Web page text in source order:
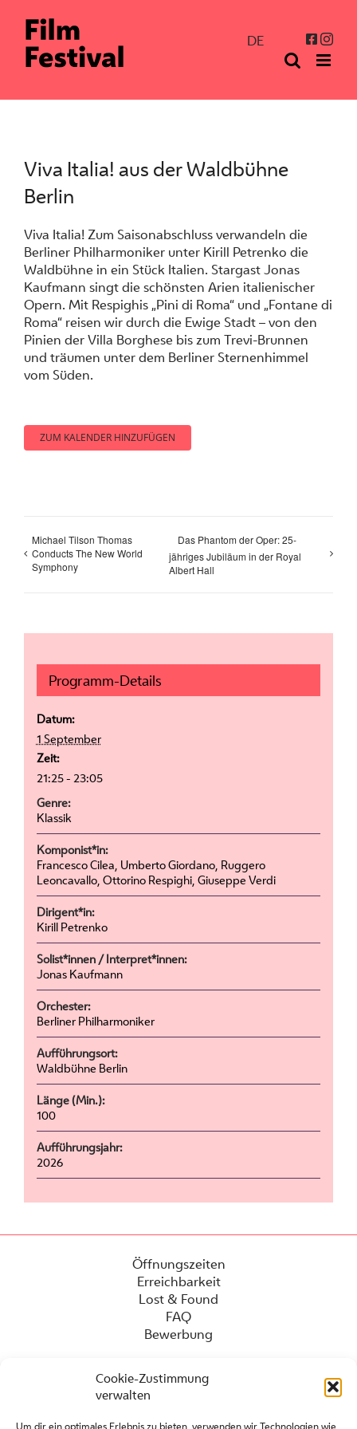
Cookie-Zustimmung
verwalten
Um dir ein optimales Erlebnis zu bieten, verwenden wir Technologien wie
Inhalt
springen
DE
Viva Italia! aus der Waldbühne
Berlin
Viva Italia! Zum Saisonabschluss verwandeln die
Berliner Philharmoniker unter Kirill Petrenko die
Waldbühne in ein Stück Italien. Stargast Jonas
Kaufmann singt die schönsten Arien italienischer
Opern. Mit Respighis „Pini di Roma“ und „Fontane di
Roma“ reisen wir durch die Ewige Stadt – von den
Pinien der Villa Borghese bis zum Trevi-Brunnen
und träumen unter dem Berliner Sternenhimmel
vom Süden.
ZUM KALENDER HINZUFÜGEN
Michael Tilson Thomas
Conducts The New World
Symphony
Das Phantom der Oper: 25-
jähriges Jubiläum in der Royal
Albert Hall
Programm-Details
Datum:
1 September
Zeit:
21:25 - 23:05
Genre:
Klassik
Komponist*in:
Francesco Cilea, Umberto Giordano, Ruggero
Leoncavallo, Ottorino Respighi, Giuseppe Verdi
Dirigent*in:
Kirill Petrenko
Solist*innen / Interpret*innen:
Jonas Kaufmann
Orchester:
Berliner Philharmoniker
Aufführungsort:
Waldbühne Berlin
Länge (Min.):
100
Aufführungsjahr:
2026
Öffnungszeiten
Erreichbarkeit
Lost & Found
FAQ
Bewerbung